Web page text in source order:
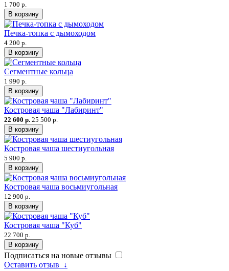
1 700 р.
В корзину
Печка-топка с дымоходом
4 200 р.
В корзину
Сегментные кольца
1 990 р.
В корзину
Костровая чаша "Лабиринт"
22 600 р. 25 500 р.
В корзину
Костровая чаша шестиугольная
5 900 р.
В корзину
Костровая чаша восьмиугольная
12 900 р.
В корзину
Костровая чаша "Куб"
22 700 р.
В корзину
Подписаться на новые отзывы
Оставить отзыв
↓